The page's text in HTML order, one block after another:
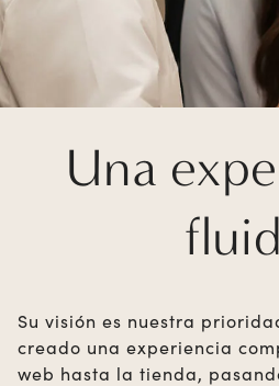
Una
Su visión es nuestra
creado una experiencia
web hasta la tienda,